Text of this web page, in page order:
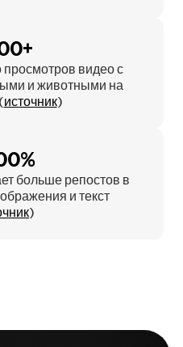
просмотров видео с
и животными на
источник)
больше репостов в
и текст
)